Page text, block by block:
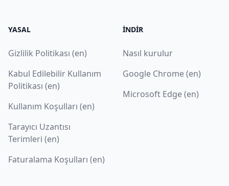
YASAL
Gizlilik Politikası (en)
Kabul Edilebilir Kullanım
Politikası (en)
Kullanım Koşulları (en)
Tarayıcı Uzantısı
Terimleri (en)
Faturalama Koşulları (en)
İNDIR
Nasıl kurulur
Google Chrome (en)
Microsoft Edge (en)